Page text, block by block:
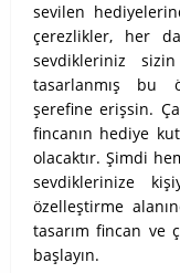
sevilen
çerezlikler, her
sevdikleriniz
tasarlanmış bu
şerefine erişsin.
fincanın hediye
olacaktır. Şimdi
sevdiklerinize
özelleştirme
tasarım fincan ve
başlayın.